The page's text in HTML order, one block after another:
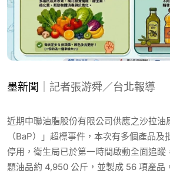
墨新聞 ｜記者張游舜／台北報導
近期中聯油脂股份有限公司供應之沙拉油
（BaP）」超標事件，本次有多個產品
停用，衛生局已於第一時間啟動全面追蹤
題油品約 4,950 公斤，並製成 56 項產品